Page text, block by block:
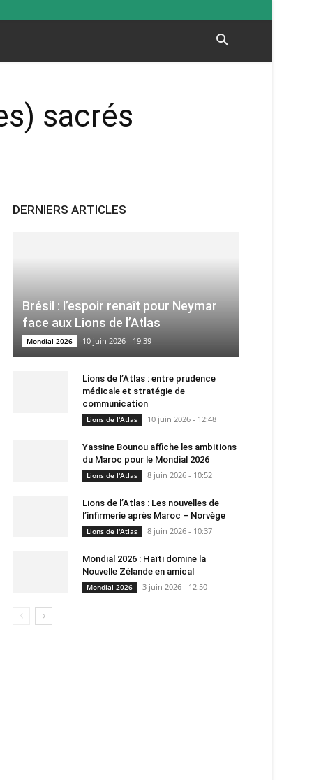
sacrés
DERNIERS ARTICLES
Brésil : l’espoir renaît pour Neymar
face aux Lions de l’Atlas
Mondial 2026 10 juin 2026 - 19:39
Lions de l’Atlas : entre prudence
médicale et stratégie de
communication
Lions de l'Atlas 10 juin 2026 - 12:48
Yassine Bounou affiche les ambitions
du Maroc pour le Mondial 2026
Lions de l'Atlas 8 juin 2026 - 10:52
Lions de l’Atlas : Les nouvelles de
l’infirmerie après Maroc – Norvège
Lions de l'Atlas 8 juin 2026 - 10:37
Mondial 2026 : Haïti domine la
Nouvelle Zélande en amical
Mondial 2026 3 juin 2026 - 12:50